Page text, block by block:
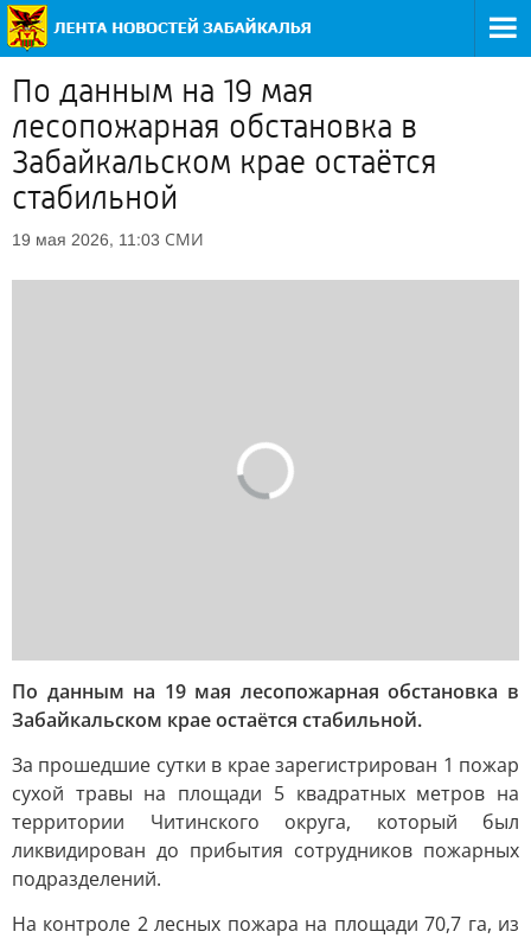
По данным на 19 мая
лесопожарная обстановка в
Забайкальском крае остаётся
стабильной
19 мая 2026, 11:03 СМИ
По данным на 19 мая лесопожарная обстановка в
Забайкальском крае остаётся стабильной.
За прошедшие сутки в крае зарегистрирован 1 пожар
сухой травы на площади 5 квадратных метров на
территории Читинского округа, который был
ликвидирован до прибытия сотрудников пожарных
подразделений.
На контроле 2 лесных пожара на площади 70,7 га, из